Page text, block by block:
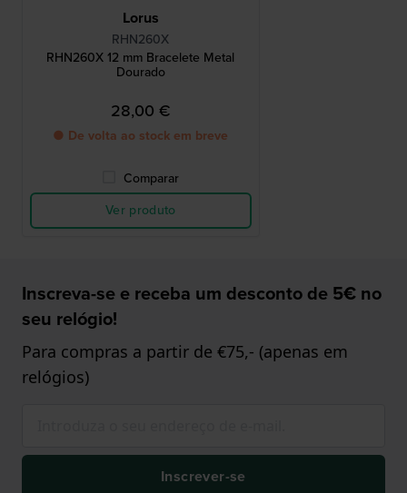
Lorus
RHN260X
RHN260X 12 mm Bracelete Metal
Dourado
28,00 €
● De volta ao stock em breve
Comparar
Ver produto
Inscreva-se e receba um desconto de 5€ no
seu relógio!
Para compras a partir de €75,- (apenas em
relógios)
Inscrever-se